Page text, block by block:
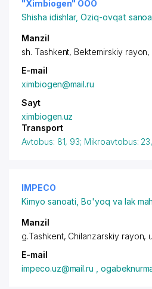
"Ximbiogen" OOО
Shisha idishlar,Oziq-ovqat
Manzil
sh. Tashkent, Bektemirskiy rayon,
E-mail
ximbiogen@mail.ru
Sayt
ximbiogen.uz
Transport
Avtobus: 81, 93; Mikroavtobus:
IMPECO
Kimyo sanoati ,Bo'yoq va lak
Manzil
g.Tashkent, Chilanzarskiy rayon,
E-mail
impeco.uz@mail.ru ,